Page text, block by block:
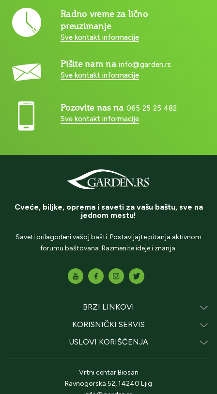
Radno vreme za lično
preuzimanje
Sve kontakt informacije
Pišite nam nainfo@garden.rs
Sve kontakt informacije
Pozovite nas na 065 25 25 482
Sve kontakt informacije
Cveće, biljke, oprema i saveti za vašu baštu, sve na
jednom mestu!
Saveti prilagođeni vašoj bašti. Postavljajte pitanja aktivnom
forumu baštovana. Razmenite ideje i znanja.
BRZI LINKOVI
KORISNIČKI SERVIS
USLOVI KORIŠĆENJA
Vrtni centar Biosan
Ravnogorska 52, 14240 Ljig